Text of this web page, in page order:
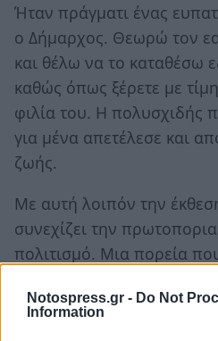
Notospress.gr - Do Not
Information
Ήταν πράγματι ένας
ο Δήμαρχος. Θεωρώ τον
και θέλω να το καταθέσω
καθώς όπως ξέρετε με
φιλία του. Η πολυσχιδής
για μένα απετέλεσε και
ζωής.
Με αυτή λοιπόν την
συνεχίζει την
πολιτισμό. Μια πορεία
και κάποια χρόνια και
δημιουργικότητα και με